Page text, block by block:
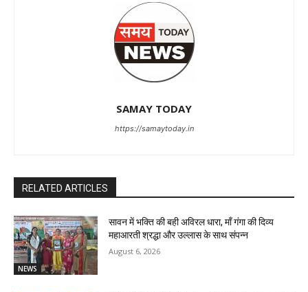
SAMAY TODAY
https://samaytoday.in
RELATED ARTICLES
NEWS
सावन में भक्ति की बही अविरल धारा, माँ गंगा की दिव्य
महाआरती श्रद्धा और उल्लास के साथ संपन्न
August 6, 2026